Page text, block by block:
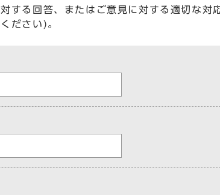
する回答、またはご意見に対する適切な
ださい)。